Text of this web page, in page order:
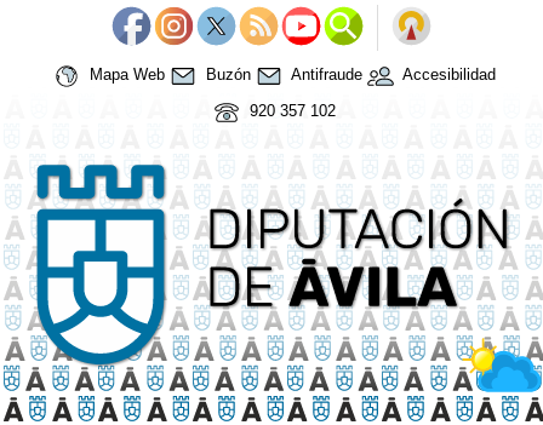
Mapa Web Buzón Antifraude
Accesibilidad
920 357 102